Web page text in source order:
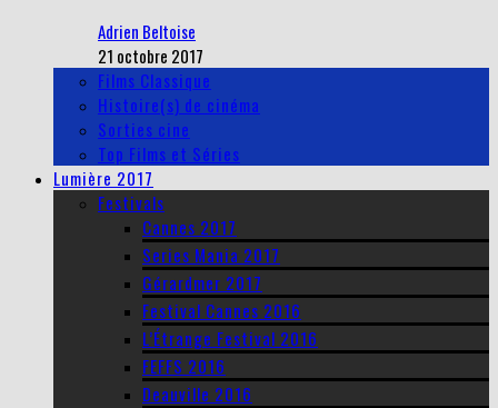
Adrien Beltoise
21 octobre 2017
Films Classique
Histoire(s) de cinéma
Sorties cine
Top Films et Séries
Lumière 2017
Festivals
Cannes 2017
Series Mania 2017
Gérardmer 2017
Festival Cannes 2016
L’Étrange Festival 2016
FEFFS 2016
Deauville 2016